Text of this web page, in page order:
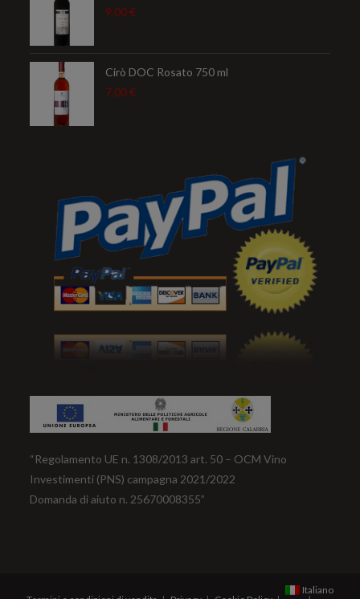
9,00€
Cirò DOC Rosato 750 ml
7,00€
“Regolamento UE n. 1308/2013 art. 50 – OCM Vino
Investimenti (PNS) campagna 2021/2022
Domanda di aiuto n. 25670008355”
Italiano